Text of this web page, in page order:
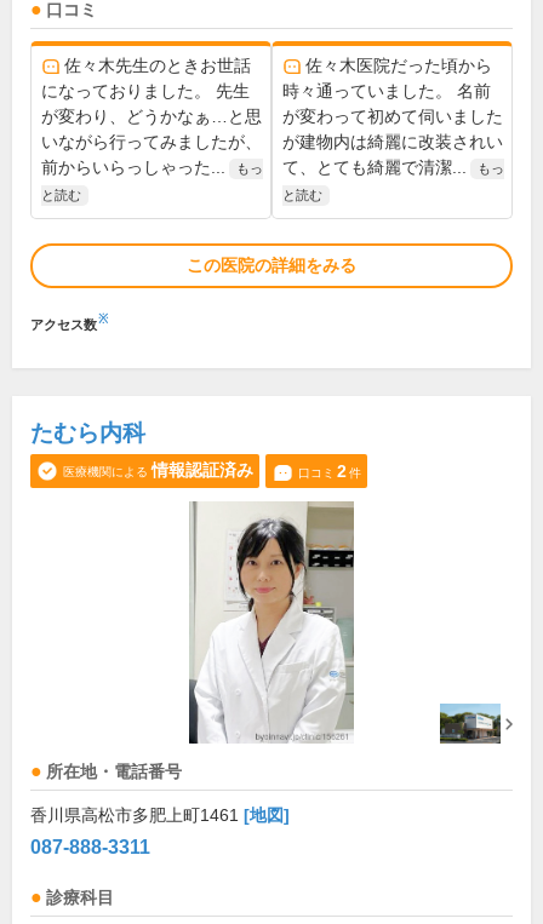
口コミ
佐々木先生のときお世話
になっておりました。 先生
が変わり、どうかなぁ…と思
いながら行ってみましたが、
前からいらっしゃった...
もっ
と読む
佐々木医院だった頃から
時々通っていました。 名前
が変わって初めて伺いました
が建物内は綺麗に改装されい
て、とても綺麗で清潔...
もっ
と読む
この医院の詳細をみる
アクセス数※
たむら内科
医療機関による 情報認証済み 口コミ 2件
所在地・電話番号
香川県高松市多肥上町1461 [地図]
087-888-3311
診療科目